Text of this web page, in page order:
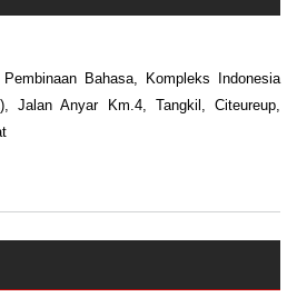
Bahasa, Kompleks Indonesia
Jalan Anyar Km.4, Tangkil, Citeureup,